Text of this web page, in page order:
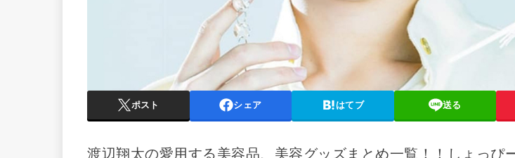
ポスト シェア はてブ 送る
渡辺翔太の愛用する美容品、美容グッズまとめ一覧！！しょっぴ